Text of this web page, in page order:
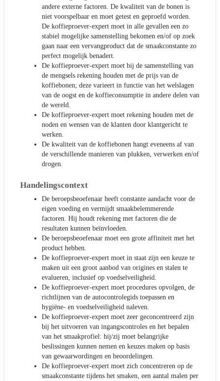
andere externe factoren. De kwaliteit van de bonen is
niet voorspelbaar en moet getest en geproefd worden.
De koffieproever-expert moet in alle gevallen een zo
stabiel mogelijke samenstelling bekomen en/of op zoek
gaan naar een vervangproduct dat de smaakconstante zo
perfect mogelijk benadert.
De koffieproever-expert moet bij de samenstelling van
de mengsels rekening houden met de prijs van de
koffiebonen; deze varieert in functie van het welslagen
van de oogst en de koffieconsumptie in andere delen van
de wereld.
De koffieproever-expert moet rekening houden met de
noden en wensen van de klanten door klantgericht te
werken.
De kwaliteit van de koffiebonen hangt eveneens af van
de verschillende manieren van plukken, verwerken en/of
drogen.
Handelingscontext
De beroepsbeoefenaar heeft constante aandacht voor de
eigen voeding en vermijdt smaakbelemmerende
factoren. Hij houdt rekening met factoren die de
resultaten kunnen beïnvloeden.
De beroepsbeoefenaar moet een grote affiniteit met het
product hebben.
De koffieproever-expert moet in staat zijn een keuze te
maken uit een groot aanbod van origines en stalen te
evalueren, inclusief op voedselveiligheid.
De koffieproever-expert moet procedures opvolgen, de
richtlijnen van de autocontrolegids toepassen en
hygiëne- en voedselveiligheid naleven.
De koffieproever-expert moet zeer geconcentreerd zijn
bij het uitvoeren van ingangscontroles en het bepalen
van het smaakprofiel: hij/zij moet belangrijke
beslissingen kunnen nemen en keuzes maken op basis
van gewaarwordingen en beoordelingen.
De koffieproever-expert moet zich concentreren op de
smaakconstante tijdens het smaken, een aantal malen per